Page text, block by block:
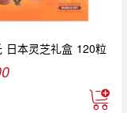
日本灵芝礼盒 120粒